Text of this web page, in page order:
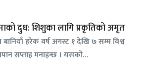
दुध: शिशुका लागि प्रकृतिको अमृत
हरेक वर्ष अगस्ट १ देखि ७ सम्म विश्व
सप्ताह मनाइन्छ । यसको…